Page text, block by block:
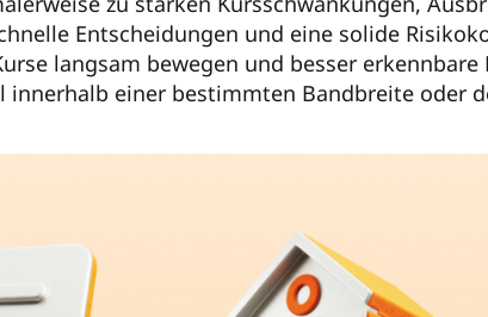
Entscheidungen und eine solide
langsam bewegen und besser
innerhalb einer bestimmten Bandbreite oder